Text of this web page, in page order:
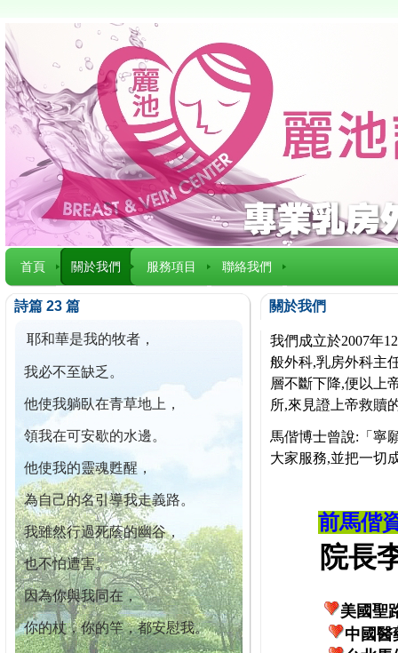
首頁 關於我們 服務項目 聯絡我們
詩篇 23 篇
耶和華是我的牧者，
我必不至缺乏。
他使我躺臥在青草地上，
領我在可安歇的水邊。
他使我的靈魂甦醒，
為自己的名引導我走義路。
我雖然行過死蔭的幽谷，
也不怕遭害。
因為你與我同在，
你的杖，你的竿，都安慰我。
關於我們
我們成立於2007年
般外科,乳房外科主
層不斷下降,便以上
所,來見證上帝救贖
馬偕博士曾說:「寧
大家服務,並把一切
前馬偕
院長李
美國聖
中國醫